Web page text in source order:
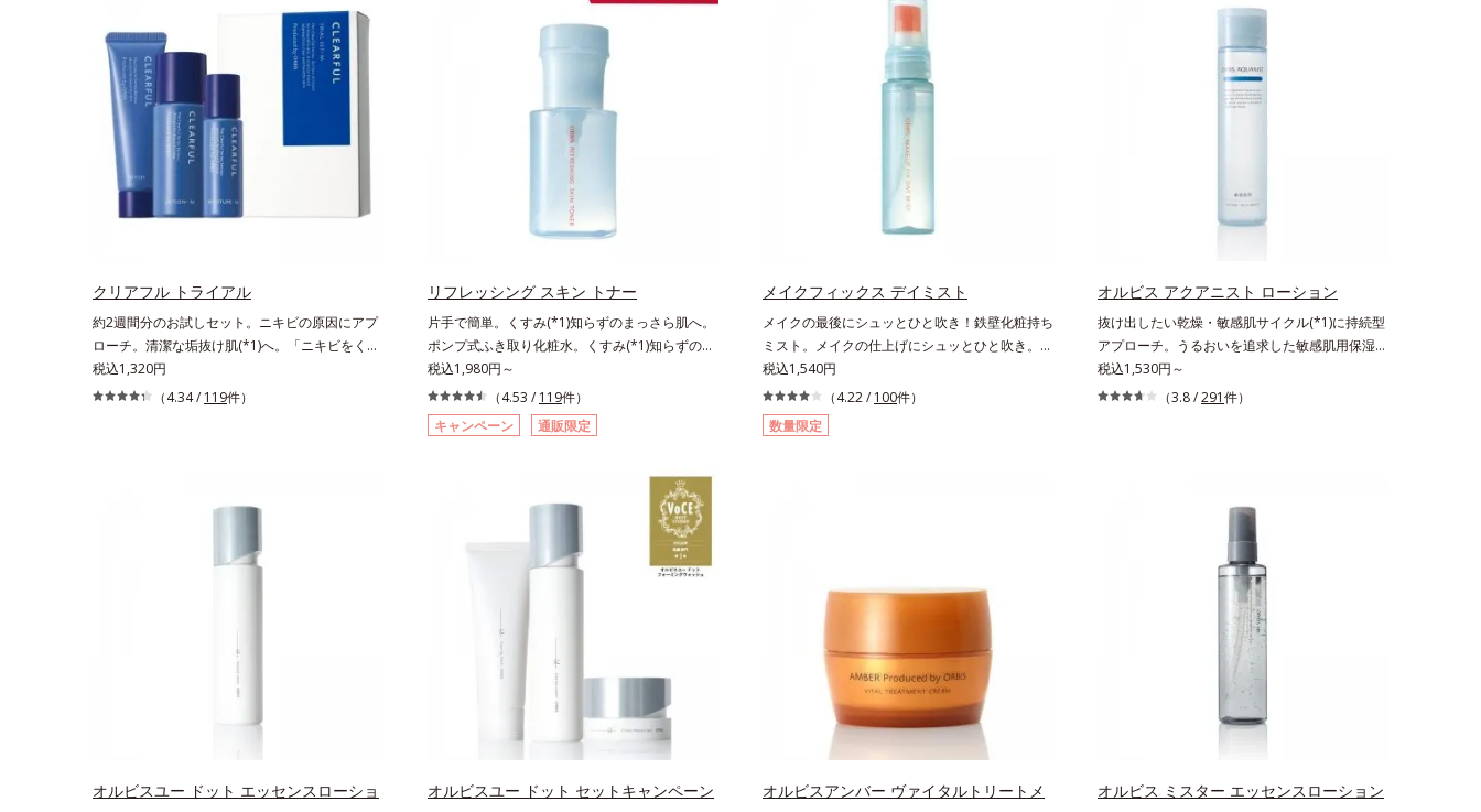
クリアフル トライアル
約2週間分のお試しセット。ニキビの原因にアプ
ローチ。清潔な垢抜け肌(*1)へ。「ニキビをくり
返してしまう」「毛穴目立ちが気になる」「マス
ク生活であごや口まわりのニキビが気になる」と
とコラーゲンが肌をいたわりながらうるおいを与
目指します。さらにビタミンC誘導体をはじめと
と安定性を実現。毛穴の目立ちをしっかりケア
(*4)して、ゆらぎやすいニキビ肌を、みずみずし
い清潔な垢抜け肌(*1)へと導きます。たっぷりの
プ（ニキビのできやすい肌・普通肌～乾性肌）
税込1,320円
（4.34 / 119件）
リフレッシング スキン トナー
片手で簡単。くすみ(*1)知らずのまっさら肌へ。
ポンプ式ふき取り化粧水。くすみ(*1)知らずのま
っさら肌へ。洗顔後すぐの肌に使う、ポンプ式の
ふき取り化粧水です。ポンプ式だから簡単。片手
でぷしゅっと押すだけでコットンに含ませられま
す。コットンで肌をふき取ると、植物由来
も落としやすく。クイックフィット成分(*3)がほ
ぐれた角層の汚れを素早くなじませ、コットンで
除去します。話題の美容成分CICA(*4)のほか、高
浸透ビタミンC(*5)や高浸透セラミド(*6)配合で
肌の水分量アップ。洗顔後の肌に使うと後肌がや
シトラスハーバルの香り。*1 乾燥による*2 クエ
ン酸配合＝角層柔軟成分*3 イソペンチルジオー
湿成分*5 パルミチン酸アスコルビルリン酸3Na
配合＝保湿成分*6 セラミドNP、セラミドNG、
セラミドAP配合＝保湿成分*7 汚れを落とすこと
による
税込1,980円～
（4.53 / 119件）
キャンペーン
通販限定
メイクフィックス デイミスト
メイクの最後にシュッとひと吹き！鉄壁化粧持ち
ミスト。メイクの仕上げにシュッとひと吹き。肌
とメイクの密着感をピタッと高め、メイクくずれ
を防ぎ、化粧持ちをアップさせるミストタイプの
化粧水です。くずれ防止成分(*1)を含む層と美容
成分(*2)を含む水層の2層タイプ。よく振って混
リメチルシロキシケイ酸、ジメチコン配合＝汗や
水、皮脂をはじき、メイクくずれを防ぐ成分*2
オリーブ葉エキス、ゴレンシ葉エキス、加水分解
ヒアルロン酸、異性化糖配合＝保湿成分【ご使用
方法】2層タイプなので、必ず容器をよく振って
からお使いください。メイクの仕上げに、顔から
20cm程度離し、目と口を閉じて、顔全体に適量
吹きかけてください。（5～6プッシュが目安）
ミストを塗布後、肌に触れずに乾くまでそのまま
税込1,540円
（4.22 / 100件）
数量限定
オルビス アクアニスト ローション
抜け出したい乾燥・敏感肌サイクル(*1)に持続型
アプローチ。うるおいを追求した敏感肌用保湿ス
キンケア(*2)。うるおいを逃し、刺激を受けやす
い角層の“乾燥敏感スランプ(*3)”に悩む敏感な肌
もともと体内にあるアミノ酸は異物として排出さ
れにくく、肌にとどまってうるおいを蓄えてくれ
ます。刺激を受けやすくなった角層をうるおいで
満たし、脱・敏感肌を目指します。無油分・無着
色・無香料・アルコールフリー・界面活性剤不使
用(*5)・パラベンフリー、6つのフリー処方で徹
底的に肌に寄り添います。*1 乾燥と敏感をくり
返すこと*2 敏感肌対象連用テスト済（すべての
方のお肌に合うということではありません）*3
乾燥して敏感に感じやすい状態のこと*4 発酵ア
ミノ酸（エルゴチオネイン）配合＝肌を整え、す
税込1,530円～
（3.8 /291件）
オルビスユー ドット エッセンスローショ
オルビスユー ドット セットキャンペーン
オルビスアンバー ヴァイタルトリートメ
オルビス ミスター エッセンスローション